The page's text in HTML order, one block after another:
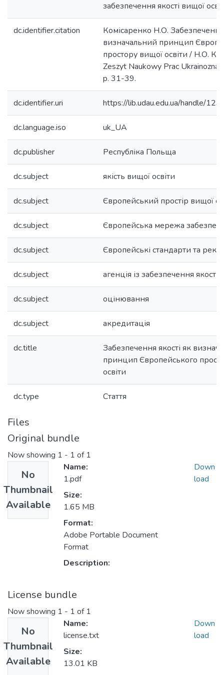
забезпечення якості вищої
dc.identifier.citation
Комісаренко Н.О. Забезпечення
визначальний принцип
простору вищої освіти / Н.О.
Zeszyt Naukowy Prac
p. 31-39.
dc.identifier.uri https://lib.udau.edu.ua/handle/
dc.language.iso uk_UA
dc.publisher Республіка Польща
dc.subject якість вищої освіти
dc.subject Європейський простір вищої
dc.subject Європейська мережа
dc.subject Європейські стандарти та
dc.subject агенція із забезпечення якості
dc.subject оцінювання
dc.subject акредитація
dc.title
Забезпечення якості як
принцип Європейського
освіти
dc.type Стаття
Files
Original bundle
Now showing 1 - 1 of 1
No
Thumbnail
Available
Name:
1.pdf
Size:
1.65 MB
Format:
Adobe Portable Document
Format
Description:
Down
load
License bundle
Now showing 1 - 1 of 1
No
Thumbnail
Available
Name:
license.txt
Size:
13.01 KB
Down
load